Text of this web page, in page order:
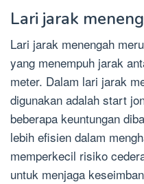
Lari jarak
Lari jarak menengah
yang menempuh jarak
meter. Dalam lari jarak
digunakan adalah start
beberapa keuntungan
lebih efisien dalam
memperkecil risiko
untuk menjaga